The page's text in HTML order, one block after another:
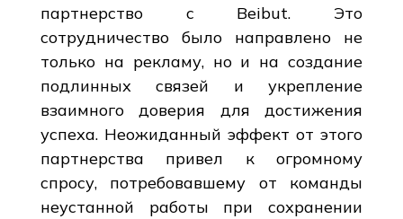
партнерство с Beibut. Это
сотрудничество было направлено не
только на рекламу, но и на создание
подлинных связей и укрепление
взаимного доверия для достижения
успеха. Неожиданный эффект от этого
партнерства привел к огромному
спросу, потребовавшему от команды
неустанной работы при сохранении